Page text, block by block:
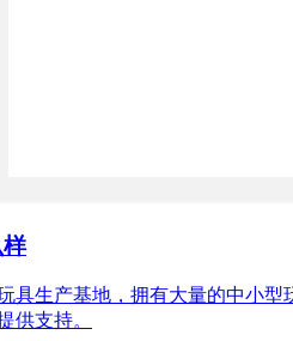
具生产基地，拥有大量的中小
供支持。